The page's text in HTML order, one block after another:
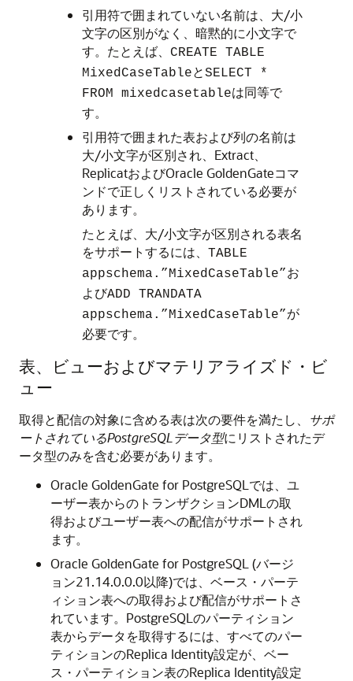
引用符で囲まれていない名前は、大/小
文字の区別がなく、暗黙的に小文字で
す。たとえば、
CREATE TABLE
MixedCaseTableとSELECT *
FROM mixedcasetableは同等で
す。
引用符で囲まれた表および列の名前は
大/小文字が区別され、Extract、
ReplicatおよびOracle GoldenGateコマ
ンドで正しくリストされている必要が
あります。
たとえば、大/小文字が区別される表名
をサポートするには、 TABLE
appschema.”MixedCaseTable”お
よびADD TRANDATA
appschema.”MixedCaseTable”が
必要です。
表、ビューおよびマテリアライズド・ビ
ュー
取得と配信の対象に含める表は次の要件を満たし、 サポ
ートされているPostgreSQLデータ型にリストされたデ
ータ型のみを含む必要があります。
Oracle GoldenGate for PostgreSQLでは、ユ
ーザー表からのトランザクションDMLの取
得およびユーザー表への配信がサポートされ
ます。
Oracle GoldenGate for PostgreSQL (バージ
ョン21.14.0.0.0以降)では、ベース・パーテ
ィション表への取得および配信がサポートさ
れています。PostgreSQLのパーティション
表からデータを取得するには、すべてのパー
ティションのReplica Identity設定が、ベー
ス・パーティション表のReplica Identity設定